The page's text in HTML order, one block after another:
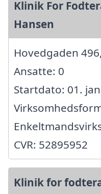
Klinik For
Hansen
Hovedgaden
Ansatte: 0
Startdato: 01.
CVR: 52895952
Klinik for